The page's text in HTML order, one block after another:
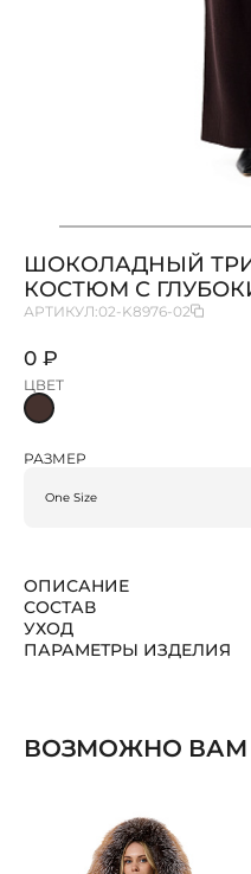
ШОКОЛАДНЫЙ
КОСТЮМ С
АРТИКУЛ:02-K8976-02
0 ₽
ЦВЕТ
РАЗМЕР
ОПИСАНИЕ
СОСТАВ
УХОД
ПАРАМЕТРЫ ИЗДЕЛИЯ
ВОЗМОЖНО ВАМ